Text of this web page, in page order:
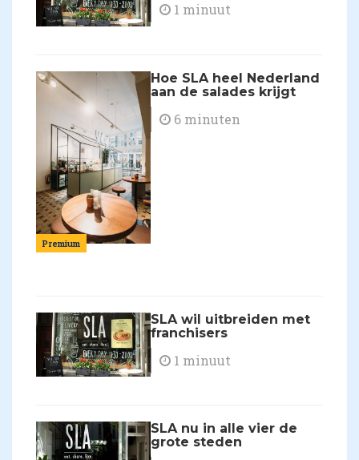
1 minuut
Premium
Hoe SLA heel Nederland
aan de salades krijgt
6 minuten
SLA wil uitbreiden met
franchisers
1 minuut
SLA nu in alle vier de
grote steden